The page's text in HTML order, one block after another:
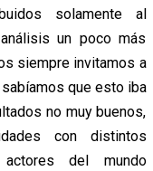
solamente al
un poco más
siempre invitamos a
que esto iba
no muy buenos,
con distintos
del mundo